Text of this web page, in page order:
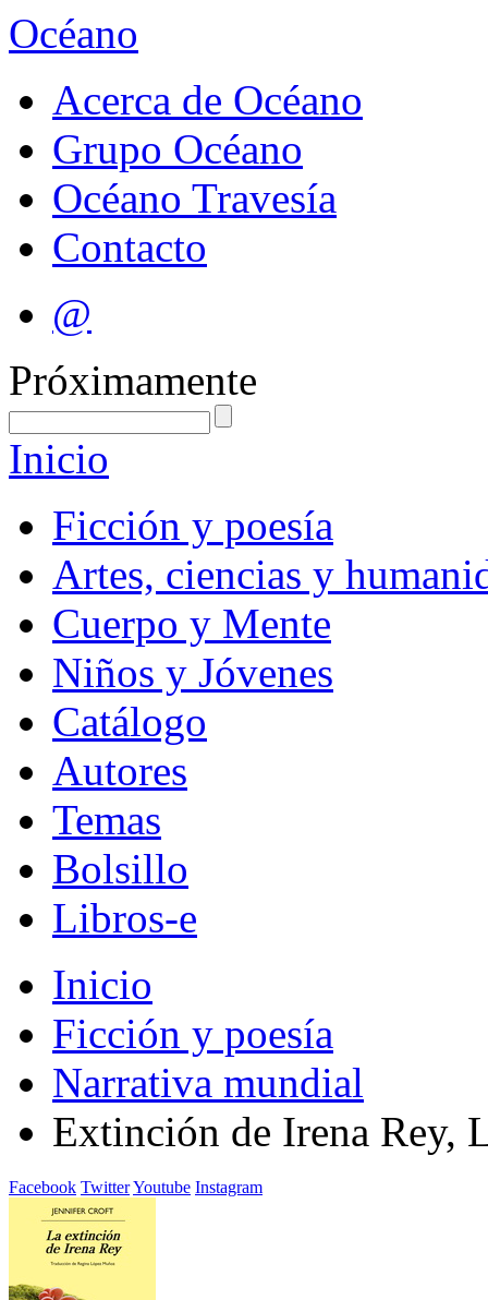
Océano
Acerca de Océano
Grupo Océano
Océano Travesía
Contacto
@
Próximamente
Inicio
Ficción y poesía
Artes, ciencias y
Cuerpo y Mente
Niños y Jóvenes
Catálogo
Autores
Temas
Bolsillo
Libros-e
Inicio
Ficción y poesía
Narrativa mundial
Extinción de Irena Rey,
Facebook TwitterYoutube Instagram